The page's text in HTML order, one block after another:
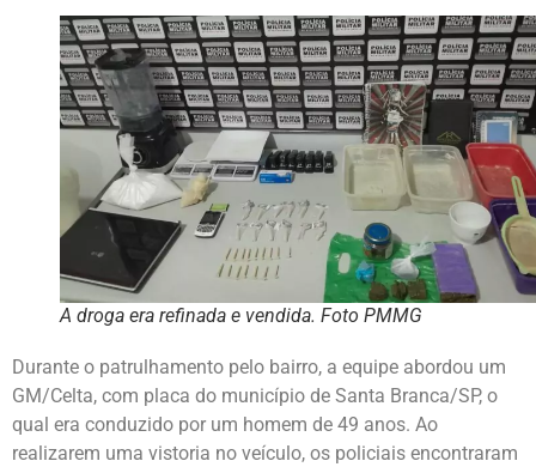
A droga era refinada e vendida. Foto PMMG
Durante o patrulhamento pelo bairro, a equipe abordou um
GM/Celta, com placa do município de Santa Branca/SP, o
qual era conduzido por um homem de 49 anos. Ao
realizarem uma vistoria no veículo, os policiais encontraram